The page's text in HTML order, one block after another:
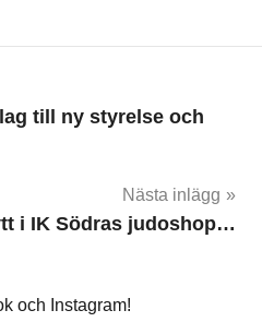
till ny styrelse och
Nästa inlägg
i IK Södras judoshop…
och Instagram!